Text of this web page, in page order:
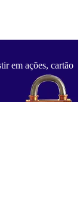
em ações, cartão